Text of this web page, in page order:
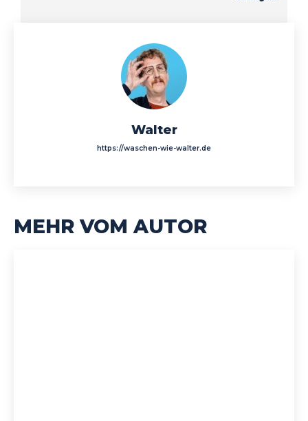
Walter
https://waschen-wie-walter.de
MEHR VOM AUTOR